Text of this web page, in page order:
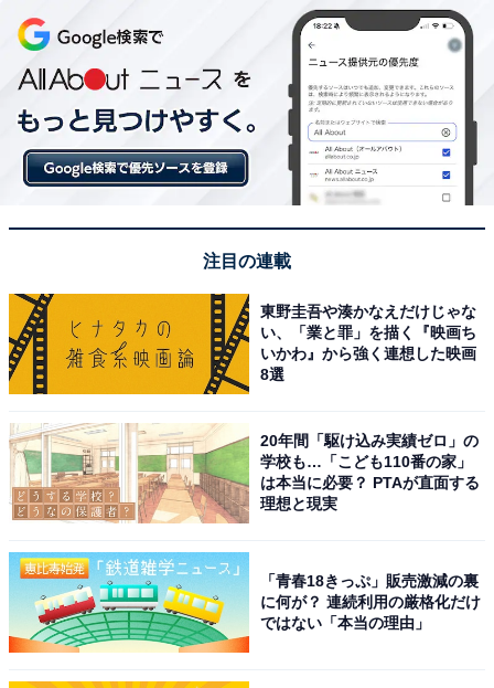
注目の連載
東野圭吾や湊かなえだけじゃな
い、「業と罪」を描く『映画ち
いかわ』から強く連想した映画
8選
20年間「駆け込み実績ゼロ」の
学校も…「こども110番の家」
は本当に必要？ PTAが直面する
理想と現実
「青春18きっぷ」販売激減の裏
に何が？ 連続利用の厳格化だけ
ではない「本当の理由」